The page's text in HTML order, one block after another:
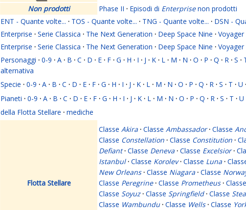
Non prodotti
Phase II · Episodi di Enterprisenon prodotti
ENT - Quante volte... · TOS - Quante volte... · TNG - Quante volte... · DSN -
Enterprise · Serie Classica · The Next Generation · Deep Space Nine · Voyager
Enterprise · Serie Classica · The Next Generation · Deep Space Nine · Voyager
Personaggi · 0-9 · A · B · C · D · E · F · G · H · I · J · K · L · M · N · O · P · Q · R · S ·
alternativa
Specie · 0-9 · A · B · C · D · E · F · G · H · I · J · K · L · M · N · O · P · Q · R · S · T · U ·
Pianeti · 0-9 · A · B · C · D · E · F · G · H · I · J · K · L · M · N · O · P · Q · R · S · T · U
della Flotta Stellare · mediche
Flotta Stellare
Classe Akira · Classe Ambassador · Classe
Classe Constellation · Classe Constitution ·
Defiant · Classe Deneva · Classe Excelsior ·
Istanbul · Classe Korolev · Classe Luna ·
New Orleans · Classe Niagara · Classe
Classe Peregrine · Classe Prometheus · Classe
Classe Soyuz · Classe Springfield · Classe
Classe Wambundu · Classe Wells · Classe